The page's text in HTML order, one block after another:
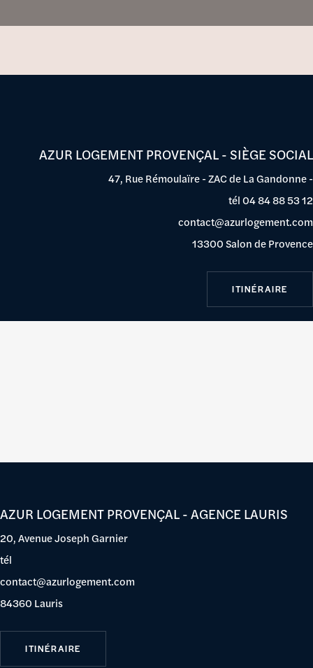
AZUR LOGEMENT PROVENÇAL - SIÈGE SOCIAL
47, Rue Rémoulaïre - ZAC de La Gandonne -
tél04 84 88 53 12
contact@azurlogement.com
13300 Salon de Provence
ITINÉRAIRE
AZUR LOGEMENT PROVENÇAL - AGENCE LAURIS
20, Avenue Joseph Garnier
tél
contact@azurlogement.com
84360 Lauris
ITINÉRAIRE